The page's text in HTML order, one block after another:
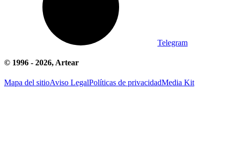
Telegram
© 1996 - 2026, Artear
Mapa del sitioAviso LegalPolíticas de privacidadMedia Kit